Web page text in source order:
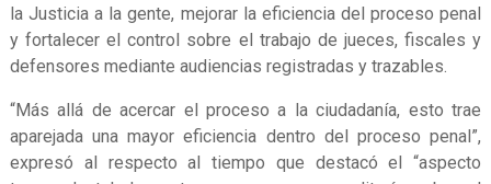
la Justicia a la gente, mejorar la eficiencia del proceso penal
y fortalecer el control sobre el trabajo de jueces, fiscales y
defensores mediante audiencias registradas y trazables.
“Más allá de acercar el proceso a la ciudadanía, esto trae
aparejada una mayor eficiencia dentro del proceso penal”,
expresó al respecto al tiempo que destacó el “aspecto